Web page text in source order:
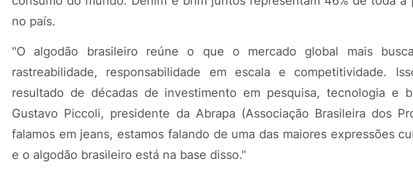
no país.
"O algodão brasileiro reúne o que o mercado global mais
rastreabilidade, responsabilidade em escala e competitividade.
resultado de décadas de investimento em pesquisa, tecnologia e
Gustavo Piccoli, presidente da Abrapa (Associação Brasileira dos
falamos em jeans, estamos falando de uma das maiores expressões
e o algodão brasileiro está na base disso."